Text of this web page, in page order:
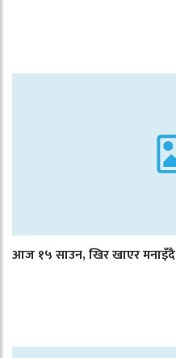
आज १५ साउन, खिर खाएर मनाइँदै